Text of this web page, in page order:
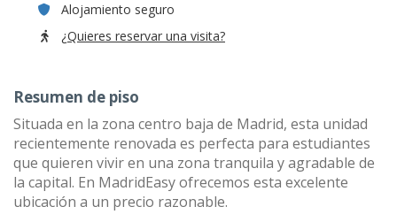
Alojamiento seguro
¿Quieres reservar una visita?
Resumen de piso
Situada en la zona centro baja de Madrid, esta unidad
recientemente renovada es perfecta para estudiantes
que quieren vivir en una zona tranquila y agradable de
la capital. En MadridEasy ofrecemos esta excelente
ubicación a un precio razonable.